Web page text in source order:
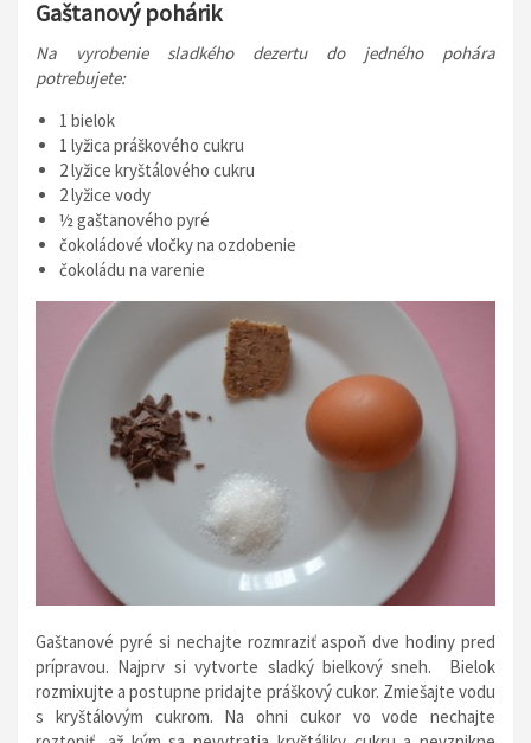
Gaštanový pohárik
Na vyrobenie sladkého dezertu do jedného pohára
potrebujete:
1 bielok
1 lyžica práškového cukru
2 lyžice kryštálového cukru
2 lyžice vody
½ gaštanového pyré
čokoládové vločky na ozdobenie
čokoládu na varenie
Gaštanové pyré si nechajte rozmraziť aspoň dve hodiny pred
prípravou. Najprv si vytvorte sladký bielkový sneh. Bielok
rozmixujte a postupne pridajte práškový cukor. Zmiešajte vodu
s kryštálovým cukrom. Na ohni cukor vo vode nechajte